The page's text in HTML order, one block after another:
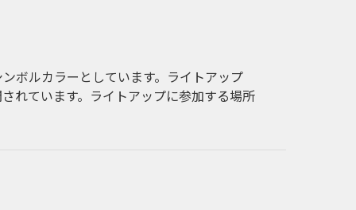
ボルカラーとしています。ライトアップ
れています。ライトアップに参加する場所